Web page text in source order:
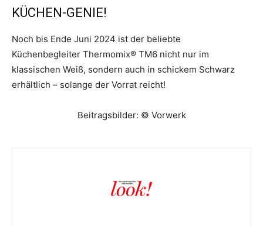
KÜCHEN-GENIE!
Noch bis Ende Juni 2024 ist der beliebte
Küchenbegleiter Thermomix® TM6 nicht nur im
klassischen Weiß, sondern auch in schickem Schwarz
erhältlich – solange der Vorrat reicht!
Beitragsbilder: © Vorwerk